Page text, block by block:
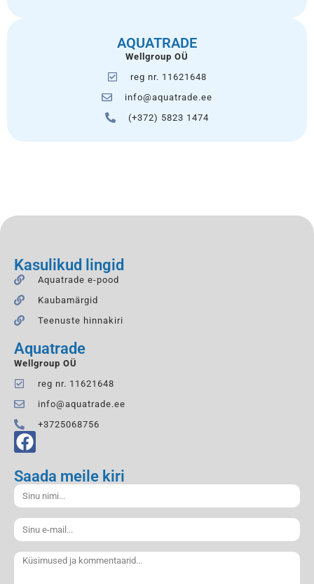
AQUATRADE
Wellgroup OÜ
reg nr. 11621648
info@aquatrade.ee
(+372) 5823 1474
Kasulikud lingid
Aquatrade e-pood
Kaubamärgid
Teenuste hinnakiri
Aquatrade
Wellgroup OÜ
reg nr. 11621648
info@aquatrade.ee
+3725068756
Saada meile kiri